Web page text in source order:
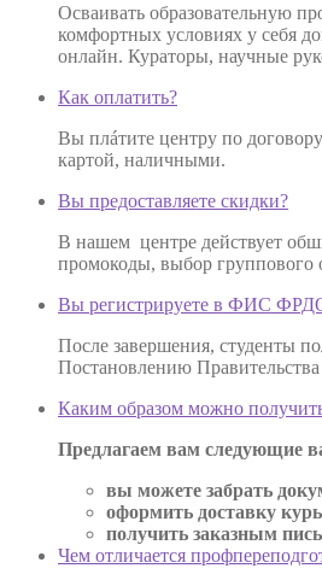
Осваивать образовательную
комфортных условиях у себя
онлайн. Кураторы, научные
Как оплатить?
Вы плáтите центру по
картой, наличными.
Вы предоставляете скидки?
В нашем центре действует
промокоды, выбор группового
Вы регистрируете в ФИС
После завершения, студенты
Постановлению
Каким образом можно
Предлагаем вам следующие
вы можете забрать
оформить доставку
получить заказным
Чем отличается